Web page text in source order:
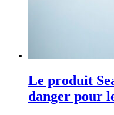
Le produit
danger pour